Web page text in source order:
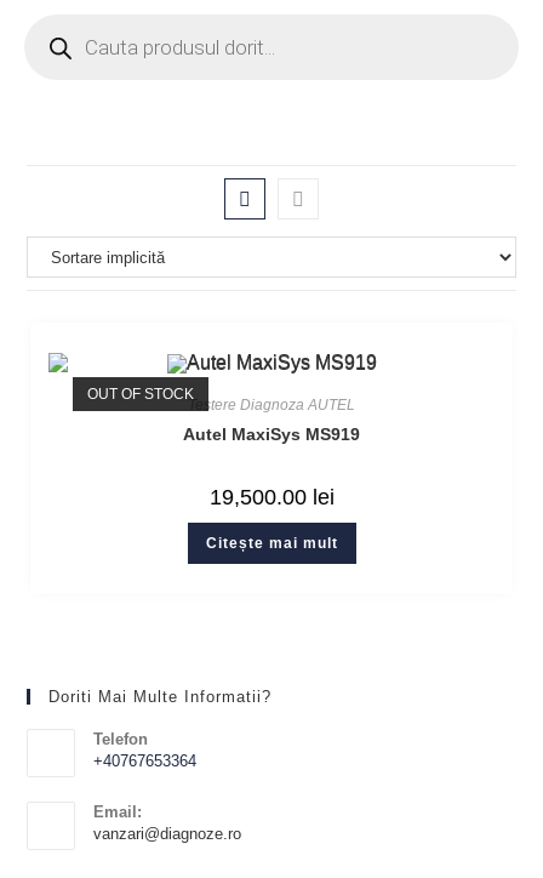
OUT OF STOCK
Testere Diagnoza AUTEL
Autel MaxiSys MS919
19,500.00 lei
Citește mai mult
Doriti Mai Multe Informatii?
Telefon
+40767653364
Email:
vanzari@diagnoze.ro